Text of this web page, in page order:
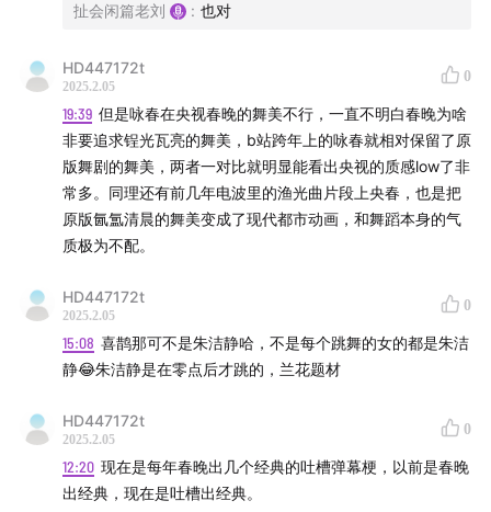
扯会闲篇老刘 : 也对
HD447172t
2025.2.05
0
19:39 但是咏春在央视春晚的舞美不行，一直不明白春晚为啥
非要追求锃光瓦亮的舞美，b站跨年上的咏春就相对保留了原
版舞剧的舞美，两者一对比就明显能看出央视的质感low了非
常多。同理还有前几年电波里的渔光曲片段上央春，也是把
原版氤氲清晨的舞美变成了现代都市动画，和舞蹈本身的气
质极为不配。
HD447172t
2025.2.05
0
15:08 喜鹊那可不是朱洁静哈，不是每个跳舞的女的都是朱洁
静😂朱洁静是在零点后才跳的，兰花题材
HD447172t
2025.2.05
0
12:20 现在是每年春晚出几个经典的吐槽弹幕梗，以前是春晚
出经典，现在是吐槽出经典。